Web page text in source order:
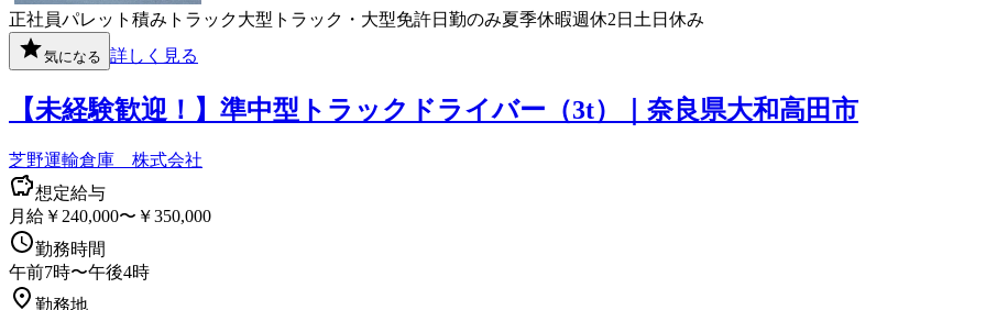
正社員パレット積み トラック大型トラック・大型免許日勤のみ夏季休暇週休2日 土日休み
気になる 詳しく見る
【未経験歓迎！】準中型トラックドライバー（3t）｜奈良県大和高田市
芝野運輸倉庫 株式会社
想定給与
月給￥240,000〜￥350,000
勤務時間
午前7時〜午後4時
勤務地